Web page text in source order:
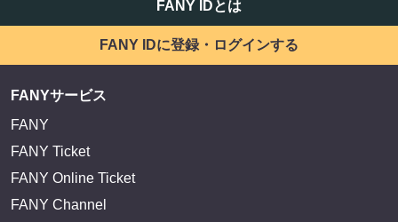
FANY IDとは
FANY IDに登録・ログインする
FANYサービス
FANY
FANY Ticket
FANY Online Ticket
FANY Channel